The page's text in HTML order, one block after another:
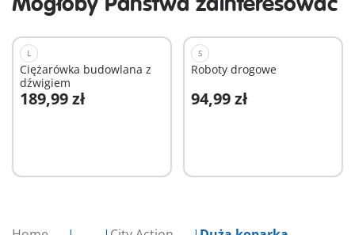
L
Ciężarówka budowlana z
dźwigiem
189,99 zł
Dodaj do koszyka
S
Roboty drogowe
94,99 zł
Dodaj do koszyka